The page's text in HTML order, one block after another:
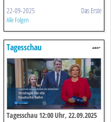
22-09-2025 Das Erste
Alle Folgen
Tagesschau
Tagesschau 12:00 Uhr, 22.09.2025